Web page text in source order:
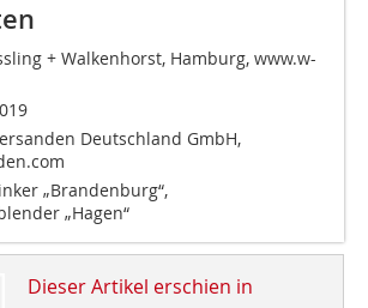
+ Walkenhorst, Hamburg, www.w-
Deutschland GmbH,
„Brandenburg“,
„Hagen“
Dieser Artikel erschien in